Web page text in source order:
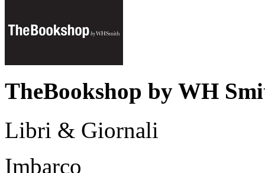
TheBookshop by WH
Libri & Giornali
Imbarco